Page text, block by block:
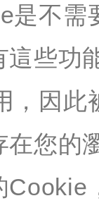
是不
些功
，因
您的